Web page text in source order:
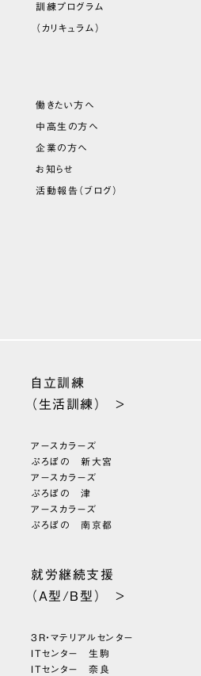
訓練プログラム
（カリキュラム）
働きたい方へ
中高生の方へ
企業の方へ
お知らせ
活動報告（ブログ）
自立訓練
（生活訓練） >
アースカラーズ
ぷろぼの 新大宮
アースカラーズ
ぷろぼの 津
アースカラーズ
ぷろぼの 南京都
就労継続支援
（A型/B型） >
3R・マテリアルセンター
ITセンター 生駒
ITセンター 奈良